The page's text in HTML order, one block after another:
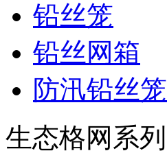
铅丝笼
铅丝网箱
防汛铅丝笼
生态格网系列